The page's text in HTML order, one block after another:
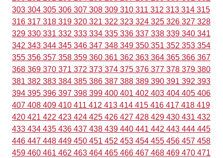
303 304 305 306 307 308 309 310 311 312 313 314 315
316 317 318 319 320 321 322 323 324 325 326 327 328
329 330 331 332 333 334 335 336 337 338 339 340 341
342 343 344 345 346 347 348 349 350 351 352 353 354
355 356 357 358 359 360 361 362 363 364 365 366 367
368 369 370 371 372 373 374 375 376 377 378 379 380
381 382 383 384 385 386 387 388 389 390 391 392 393
394 395 396 397 398 399 400 401 402 403 404 405 406
407 408 409 410 411 412 413 414 415 416 417 418 419
420 421 422 423 424 425 426 427 428 429 430 431 432
433 434 435 436 437 438 439 440 441 442 443 444 445
446 447 448 449 450 451 452 453 454 455 456 457 458
459 460 461 462 463 464 465 466 467 468 469 470 471